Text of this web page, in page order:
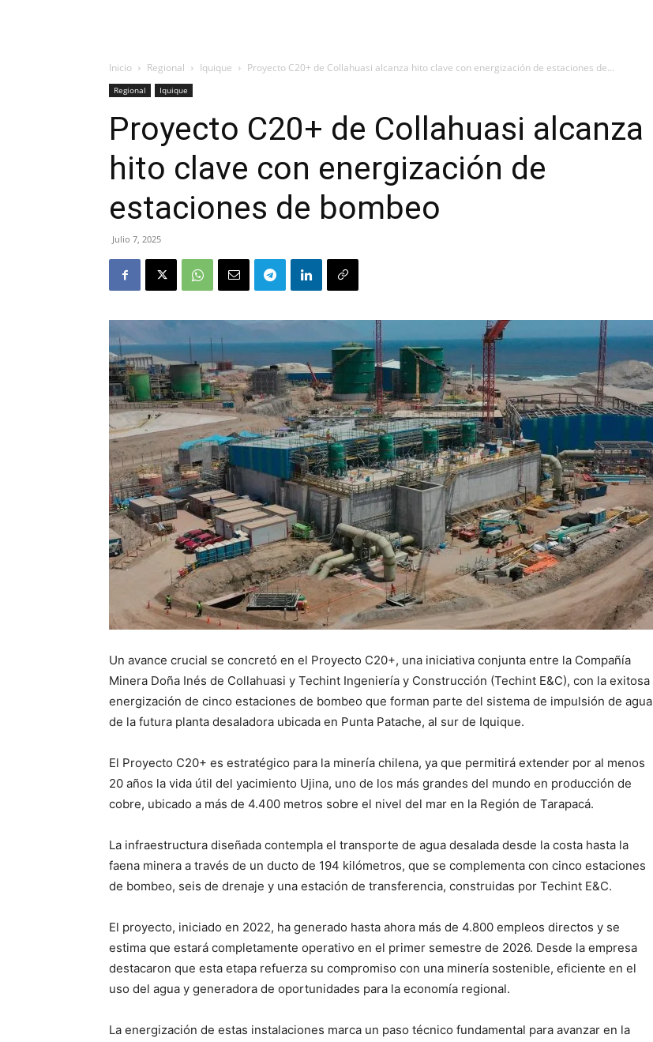
Inicio Regional Iquique Proyecto C20+ de Collahuasi alcanza hito clave con energización de estaciones de...
Regional Iquique
Proyecto C20+ de Collahuasi alcanza
hito clave con energización de
estaciones de bombeo
Julio 7, 2025
Un avance crucial se concretó en el Proyecto C20+, una iniciativa conjunta entre la Compañía
Minera Doña Inés de Collahuasi y Techint Ingeniería y Construcción (Techint E&C), con la exitosa
energización de cinco estaciones de bombeo que forman parte del sistema de impulsión de agua
de la futura planta desaladora ubicada en Punta Patache, al sur de Iquique.
El Proyecto C20+ es estratégico para la minería chilena, ya que permitirá extender por al menos
20 años la vida útil del yacimiento Ujina, uno de los más grandes del mundo en producción de
cobre, ubicado a más de 4.400 metros sobre el nivel del mar en la Región de Tarapacá.
La infraestructura diseñada contempla el transporte de agua desalada desde la costa hasta la
faena minera a través de un ducto de 194 kilómetros, que se complementa con cinco estaciones
de bombeo, seis de drenaje y una estación de transferencia, construidas por Techint E&C.
El proyecto, iniciado en 2022, ha generado hasta ahora más de 4.800 empleos directos y se
estima que estará completamente operativo en el primer semestre de 2026. Desde la empresa
destacaron que esta etapa refuerza su compromiso con una minería sostenible, eficiente en el
uso del agua y generadora de oportunidades para la economía regional.
La energización de estas instalaciones marca un paso técnico fundamental para avanzar en la